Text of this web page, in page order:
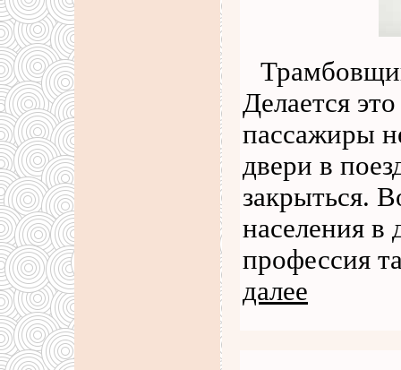
Делается
пассажиры
двери в
закрыться.
населения в
профессия
далее